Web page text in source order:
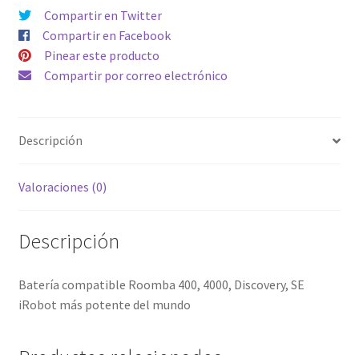
potente
del
mundo
cantidad
Compartir en Twitter
Compartir en Facebook
Pinear este producto
Compartir por correo electrónico
Descripción
Valoraciones (0)
Descripción
Batería compatible Roomba 400, 4000, Discovery, SE
iRobot más potente del mundo